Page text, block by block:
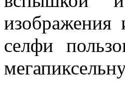
изображения
селфи